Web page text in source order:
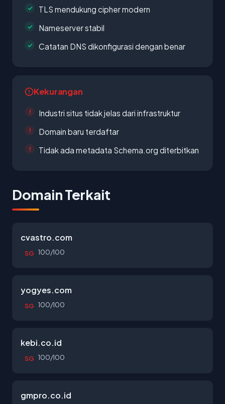
TLS mendukung cipher modern
Nameserver stabil
Catatan DNS dikonfigurasi dengan benar
Kekurangan
Industri situs tidak jelas dari infrastruktur
Domain baru terdaftar
Tidak ada metadata Schema.org diterbitkan
Domain Terkait
cvastro.com
SG 100/100
yogyes.com
SG 100/100
kebi.co.id
SG 100/100
gmpro.co.id